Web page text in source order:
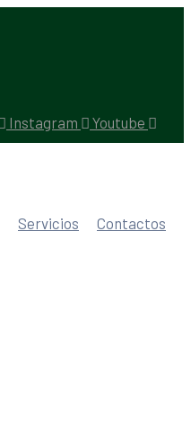
Instagram Youtube
Servicios Contactos